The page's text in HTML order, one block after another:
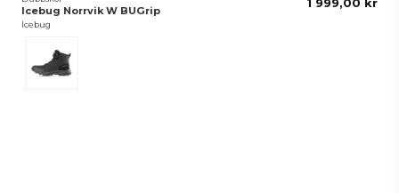
Icebug Norrvik W BUGrip
Icebug